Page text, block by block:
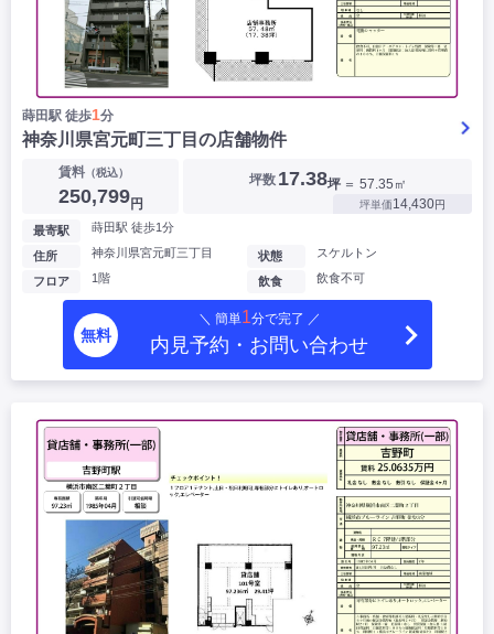
蒔田駅 徒歩1分
神奈川県宮元町三丁目の店舗物件
賃料（税込）
250,799円
坪数 17.38坪 ＝ 57.35㎡
坪単価14,430円
最寄駅 蒔田駅 徒歩1分
住所 神奈川県宮元町三丁目
フロア 1階
状態 スケルトン
飲食 飲食不可
無料
＼ 簡単1分で完了 ／
内見予約・お問い合わせ